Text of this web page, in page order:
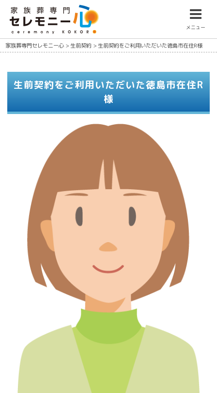
メニュー
家族葬専門セレモニー心 > 生前契約 > 生前契約をご利用いただいた徳島市在住R様
生前契約をご利用いただいた徳島市在住R
様